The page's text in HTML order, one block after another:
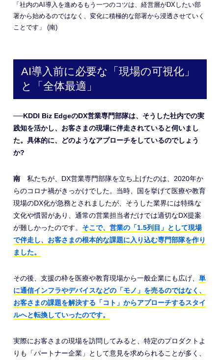
「社内のAI導入を進めるもう一つのコツは、経営層がDXしたい部
署から始めるのではなく、変化に積極的な部署から浸透させていく
ことです」 (南)
AI導入前に必要な「現場の可視化」
と「全体最適」
──KDDI Biz EdgeのDX営業専門部隊は、そうした社内での実
践知を活かし、お客さまの現場に伴走されていると伺いまし
た。具体的に、どのようなアプローチをしているのでしょう
か?
南私たちが、DX営業専門部隊を立ち上げたのは、2020年か
らのコロナ禍がきっかけでした。当時、国を挙げて医療や教育
現場のDX化が急務とされましたが、そうした業界には特殊な
文化や慣習があり、通常の営業担当者だけでは適切なDX提案
が難しかったのです。 そこで、営業の「1.5列目」として現場
で伴走し、お客さまの根本的な課題に入り込む専門部隊を作り
ました。
その後、支援の枠を医療や教育現場から一般企業にも広げ、 単
に通信インフラやデバイスなどの「モノ」を売るのではなく、
お客さまの課題を解決する「コト」からアプローチするスタイ
ルへと転換していったのです。
実際にお客さまの現場を訪問してみると、特定のプロダクトよ
りも「パートナー企業」として意見を求められることが多く、